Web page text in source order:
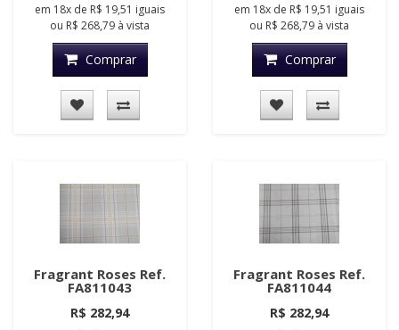
em 18x de R$ 19,51 iguais
ou R$ 268,79 à vista
Comprar
em 18x de R$ 19,51 iguais
ou R$ 268,79 à vista
Comprar
Fragrant Roses Ref.
FA811043
R$ 282,94
Fragrant Roses Ref.
FA811044
R$ 282,94